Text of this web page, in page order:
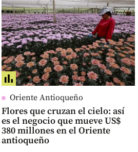
Oriente Antioqueño
Flores que cruzan el cielo: así
es el negocio que mueve US$
380 millones en el Oriente
antioqueño